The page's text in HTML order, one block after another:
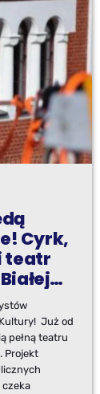
Cyrk,
teatr
Już od
pełną teatru
Projekt